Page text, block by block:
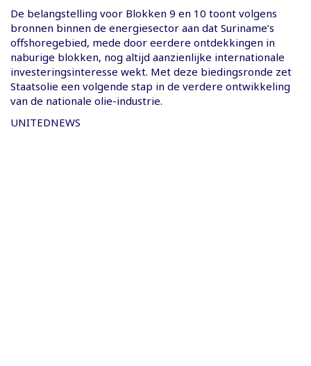
De belangstelling voor Blokken 9 en 10 toont volgens
bronnen binnen de energiesector aan dat Suriname’s
offshoregebied, mede door eerdere ontdekkingen in
naburige blokken, nog altijd aanzienlijke internationale
investeringsinteresse wekt. Met deze biedingsronde zet
Staatsolie een volgende stap in de verdere ontwikkeling
van de nationale olie-industrie.
UNITEDNEWS